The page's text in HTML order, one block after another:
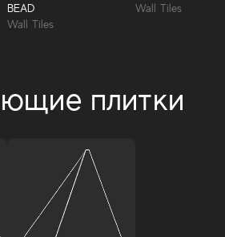
BEAD
Wall Tiles
Wall Tiles
плитки